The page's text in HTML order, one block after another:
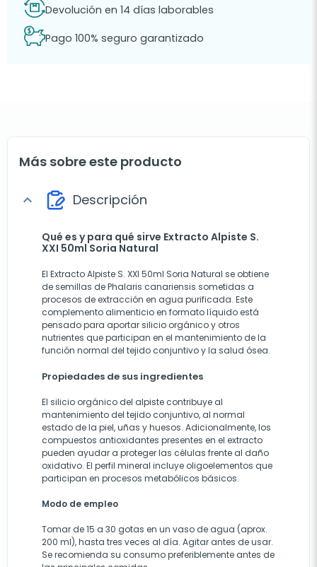
Devolución en 14 días laborables
Pago 100% seguro garantizado
Más sobre este producto
expand_more Descripción
Qué es y para qué sirve Extracto Alpiste S.
XXI 50ml Soria Natural
El Extracto Alpiste S. XXI 50ml Soria Natural se obtiene
de semillas de Phalaris canariensis sometidas a
procesos de extracción en agua purificada. Este
complemento alimenticio en formato líquido está
pensado para aportar silicio orgánico y otros
nutrientes que participan en el mantenimiento de la
función normal del tejido conjuntivo y la salud ósea.
Propiedades de sus ingredientes
El silicio orgánico del alpiste contribuye al
mantenimiento del tejido conjuntivo, al normal
estado de la piel, uñas y huesos. Adicionalmente, los
compuestos antioxidantes presentes en el extracto
pueden ayudar a proteger las células frente al daño
oxidativo. El perfil mineral incluye oligoelementos que
participan en procesos metabólicos básicos.
Modo de empleo
Tomar de 15 a 30 gotas en un vaso de agua (aprox.
200 ml), hasta tres veces al día. Agitar antes de usar.
Se recomienda su consumo preferiblemente antes de